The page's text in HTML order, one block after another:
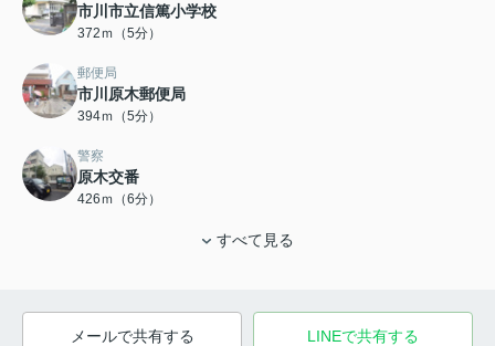
市川市立信篤小学校
372ｍ（5分）
郵便局
市川原木郵便局
394ｍ（5分）
警察
原木交番
426ｍ（6分）
すべて見る
メールで共有する LINEで共有する